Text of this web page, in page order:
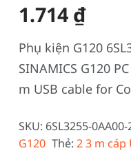
1.714 ₫
Phụ kiện G120
SINAMICS G120
m USB cable for
SKU: 6SL3255-0AA00-
G120 Thẻ:2 3 m cáp